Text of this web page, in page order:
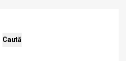
Caută